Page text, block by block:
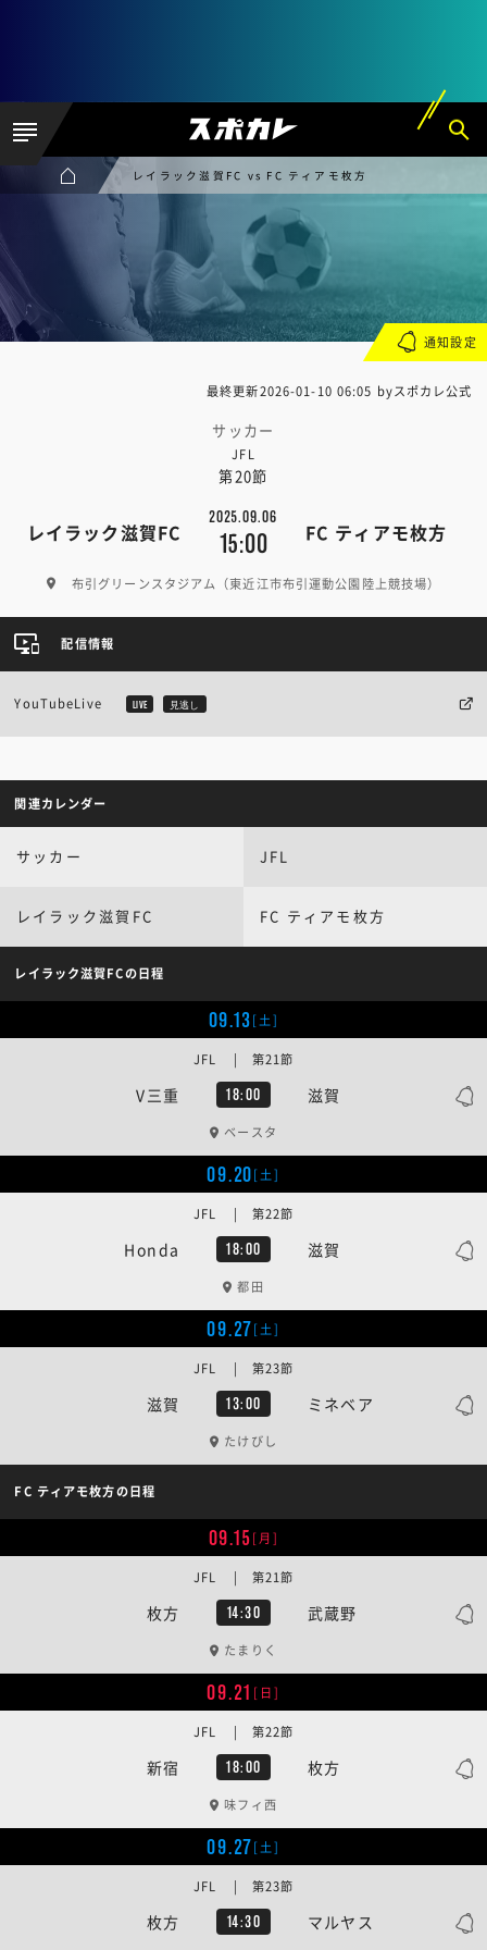
レイラック滋賀FC vs FC ティアモ枚方
最終更新2026-01-10 06:05 byスポカレ公式
サッカー
JFL
第20節
レイラック滋賀FC
2025.09.06
15:00 FC ティアモ枚方
布引グリーンスタジアム（東近江市布引運動公園陸上競技場）
通知設定
配信情報
YouTubeLive LIVE 見逃し
関連カレンダー
サッカー JFL
レイラック滋賀FC FC ティアモ枚方
レイラック滋賀FCの日程
09.13[土]
V三重 18:00 滋賀
JFL | 第21節
ベースタ
09.20[土]
Honda 18:00 滋賀
JFL | 第22節
都田
09.27[土]
滋賀 13:00 ミネベア
JFL | 第23節
たけびし
FC ティアモ枚方の日程
09.15[月]
枚方 14:30 武蔵野
JFL | 第21節
たまりく
09.21 [日]
新宿 18:00 枚方
JFL | 第22節
味フィ西
09.27[土]
枚方 14:30 マルヤス
JFL | 第23節